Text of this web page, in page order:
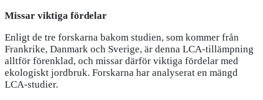
Missar viktiga fördelar
Enligt de tre forskarna bakom studien, som kommer från
Frankrike, Danmark och Sverige, är denna LCA-tillämpning
alltför förenklad, och missar därför viktiga fördelar med
ekologiskt jordbruk. Forskarna har analyserat en mängd
LCA-studier.